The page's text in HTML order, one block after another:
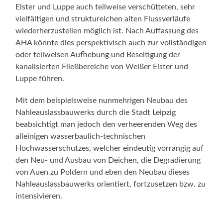
Elster und Luppe auch teilweise verschütteten, sehr
vielfältigen und struktureichen alten Flussverläufe
wiederherzustellen möglich ist. Nach Auffassung des
AHA könnte dies perspektivisch auch zur vollständigen
oder teilweisen Aufhebung und Beseitigung der
kanalisierten Fließbereiche von Weißer Elster und
Luppe führen.
Mit dem beispielsweise nunmehrigen Neubau des
Nahleauslassbauwerks durch die Stadt Leipzig
beabsichtigt man jedoch den verheerenden Weg des
alleinigen wasserbaulich-technischen
Hochwasserschutzes, welcher eindeutig vorrangig auf
den Neu- und Ausbau von Deichen, die Degradierung
von Auen zu Poldern und eben den Neubau dieses
Nahleauslassbauwerks orientiert, fortzusetzen bzw. zu
intensivieren.